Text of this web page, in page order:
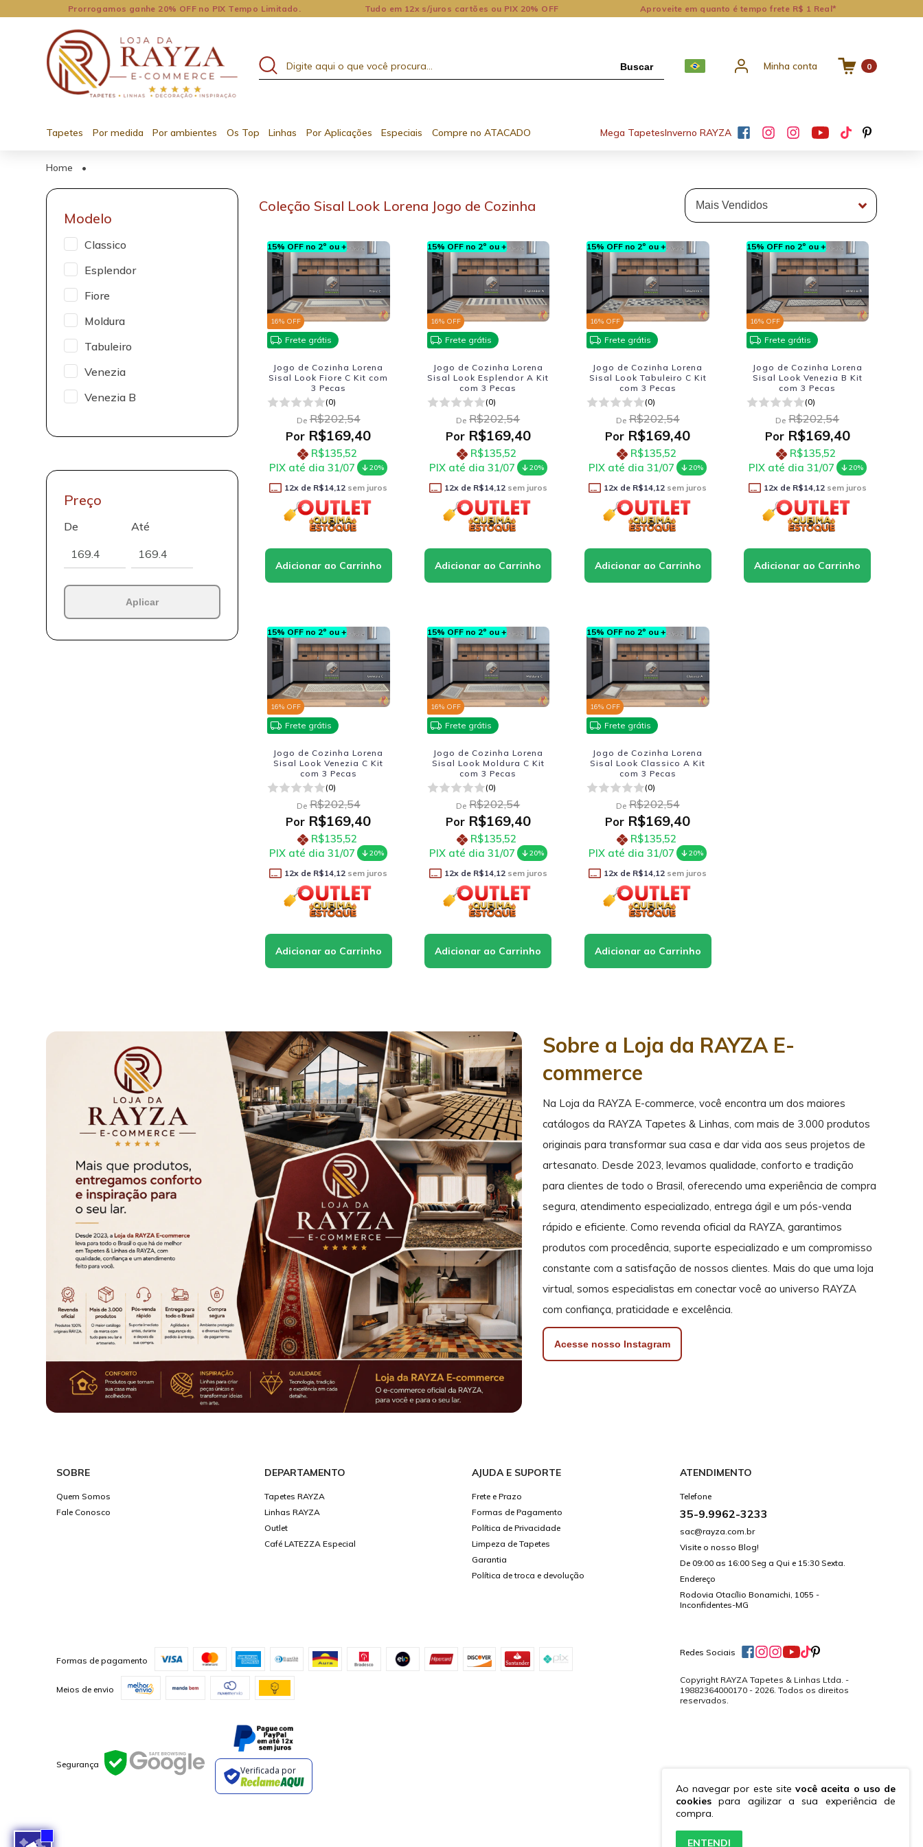
Prorrogamos ganhe 20% OFF no PIX Tempo Limitado. Tudo em 12x s/juros cartões ou PIX 20% OFF Aproveite em quanto é tempo frete R$ 1 Real*
Buscar Minha conta 0
Tapetes Por medida Por ambientes Os Top Linhas Por Aplicações Especiais Compre no ATACADO Mega TapetesInverno RAYZA
Ao navegar por este sitevocê aceita o uso de
cookies para agilizar a sua experiência de
compra.
ENTENDI
Home •
Modelo
Classico
Esplendor
Fiore
Moldura
Tabuleiro
Venezia
Venezia B
Preço
De Até
Aplicar
Coleção Sisal Look Lorena Jogo de Cozinha
15% OFF no 2º ou +
16% OFF
Frete grátis
Jogo de Cozinha Lorena
Sisal Look Fiore C Kit com
3 Pecas
(0)
De R$202,54
Por R$169,40
R$135,52
PIX até dia 31/07
20%
12x de R$14,12 sem juros
15% OFF no 2º ou +
16% OFF
Frete grátis
Jogo de Cozinha Lorena
Sisal Look Esplendor A Kit
com 3 Pecas
(0)
De R$202,54
PorR$169,40
R$135,52
PIX até dia 31/07
20%
12x de R$14,12sem juros
15% OFF no 2º ou +
16% OFF
Frete grátis
Jogo de Cozinha Lorena
Sisal Look Tabuleiro C Kit
com 3 Pecas
(0)
De R$202,54
Por R$169,40
R$135,52
PIX até dia 31/07
20%
12x de R$14,12 sem juros
15% OFF no 2º ou +
16% OFF
Frete grátis
Jogo de Cozinha Lorena
Sisal Look Venezia B Kit
com 3 Pecas
(0)
De R$202,54
PorR$169,40
R$135,52
PIX até dia 31/07
20%
12x de R$14,12sem juros
15% OFF no 2º ou +
16% OFF
Frete grátis
Jogo de Cozinha Lorena
Sisal Look Venezia C Kit
com 3 Pecas
(0)
De R$202,54
Por R$169,40
R$135,52
PIX até dia 31/07
20%
12x de R$14,12 sem juros
15% OFF no 2º ou +
16% OFF
Frete grátis
Jogo de Cozinha Lorena
Sisal Look Moldura C Kit
com 3 Pecas
(0)
De R$202,54
PorR$169,40
R$135,52
PIX até dia 31/07
20%
12x de R$14,12sem juros
15% OFF no 2º ou +
16% OFF
Frete grátis
Jogo de Cozinha Lorena
Sisal Look Classico A Kit
com 3 Pecas
(0)
De R$202,54
Por R$169,40
R$135,52
PIX até dia 31/07
20%
12x de R$14,12 sem juros
Sobre a Loja da RAYZA E-
commerce
Na Loja da RAYZA E-commerce, você encontra um dos maiores
catálogos da RAYZA Tapetes & Linhas, com mais de 3.000 produtos
originais para transformar sua casa e dar vida aos seus projetos de
artesanato. Desde 2023, levamos qualidade, conforto e tradição
para clientes de todo o Brasil, oferecendo uma experiência de compra
segura, atendimento especializado, entrega ágil e um pós-venda
rápido e eficiente. Como revenda oficial da RAYZA, garantimos
produtos com procedência, suporte especializado e um compromisso
constante com a satisfação de nossos clientes. Mais do que uma loja
virtual, somos especialistas em conectar você ao universo RAYZA
com confiança, praticidade e excelência.
Acesse nosso Instagram
SOBRE
Quem Somos
Fale Conosco
DEPARTAMENTO
Tapetes RAYZA
Linhas RAYZA
Outlet
Café LATEZZA Especial
AJUDA E SUPORTE
Frete e Prazo
Formas de Pagamento
Política de Privacidade
Limpeza de Tapetes
Garantia
Política de troca e devolução
ATENDIMENTO
Telefone
35-9.9962-3233
sac@rayza.com.br
Visite o nosso Blog!
De 09:00 as 16:00 Seg a Qui e 15:30 Sexta.
Endereço
Rodovia Otacílio Bonamichi, 1055 -
Inconfidentes-MG
Formas de pagamento
Meios de envio
Segurança
Verificada por
Redes Sociais
Copyright RAYZA Tapetes & Linhas Ltda. -
19882364000170 - 2026. Todos os direitos
reservados.